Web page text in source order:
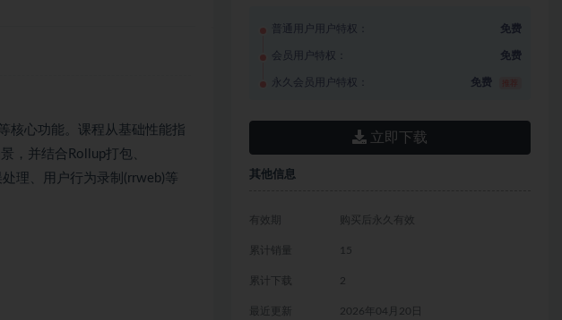
核心功能。课程从基础性能指
，并结合Rollup打包、
理、用户行为录制(rrweb)等
普通用户用户特权： 免费
会员用户特权： 免费
永久会员用户特权： 免费
立即下载
其他信息
有效期 购买后永久有效
累计销量 15
累计下载 2
最近更新 2026年04月20日